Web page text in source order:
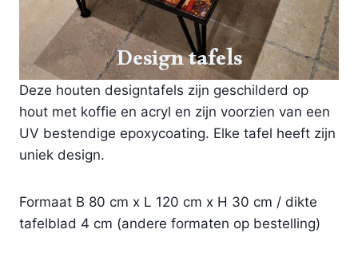
Design tafels
Deze houten designtafels zijn geschilderd op
hout met koffie en acryl en zijn voorzien van een
UV bestendige epoxycoating. Elke tafel heeft zijn
uniek design.
Formaat B 80 cm x L 120 cm x H 30 cm / dikte
tafelblad 4 cm (andere formaten op bestelling)